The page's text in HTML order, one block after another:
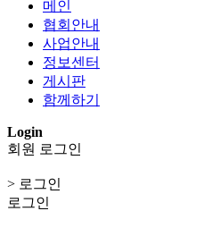
메인
협회안내
사업안내
정보센터
게시판
함께하기
Login
회원 로그인
> 로그인
로그인